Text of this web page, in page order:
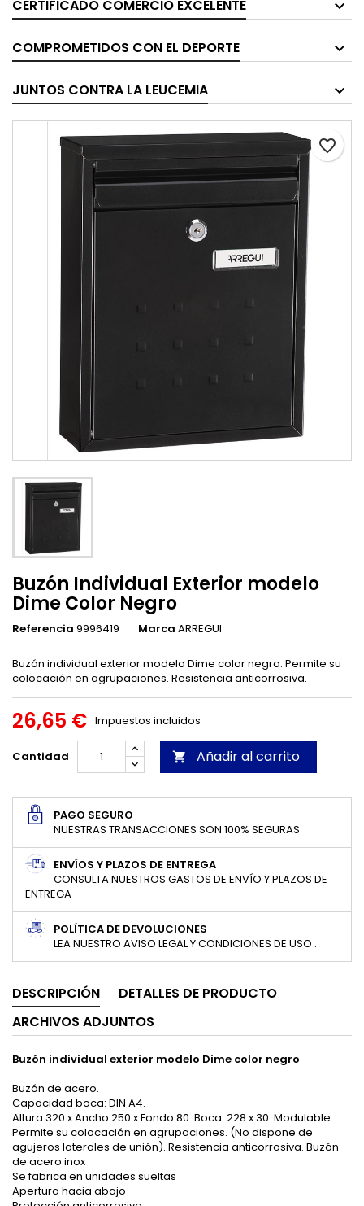
CERTIFICADO COMERCIO EXCELENTE
COMPROMETIDOS CON EL DEPORTE
JUNTOS CONTRA LA LEUCEMIA
favorite_border
Buzón Individual Exterior modelo
Dime Color Negro
Referencia 9996419 Marca ARREGUI
Buzón individual exterior modelo Dime color negro. Permite su
colocación en agrupaciones. Resistencia anticorrosiva.
26,65 € Impuestos incluidos
Cantidad  Añadir al carrito
PAGO SEGURO
NUESTRAS TRANSACCIONES SON 100% SEGURAS
ENVÍOS Y PLAZOS DE ENTREGA
CONSULTA NUESTROS GASTOS DE ENVÍO Y PLAZOS DE
ENTREGA
POLÍTICA DE DEVOLUCIONES
LEA NUESTRO AVISO LEGAL Y CONDICIONES DE USO .
DESCRIPCIÓN
DETALLES DE PRODUCTO
ARCHIVOS ADJUNTOS
Buzón individual exterior modelo Dime color negro
Buzón de acero.
Capacidad boca: DIN A4.
Altura 320 x Ancho 250 x Fondo 80. Boca: 228 x 30. Modulable:
Permite su colocación en agrupaciones. (No dispone de
agujeros laterales de unión). Resistencia anticorrosiva. Buzón
de acero inox
Se fabrica en unidades sueltas
Apertura hacia abajo